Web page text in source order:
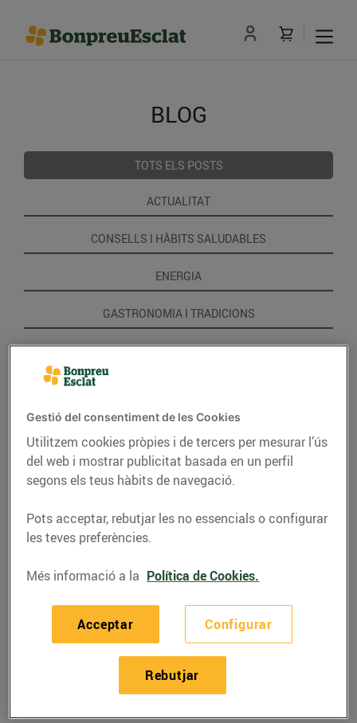
BLOG
TOTS ELS POSTS
ACTUALITAT
CONSELLS I HÀBITS SALUDABLES
ENERGIA
GASTRONOMIA I TRADICIONS
RECEPTES
RECEPTES
Cebiche de bacallà
Gestió del consentiment de les Cookies
Utilitzem cookies pròpies i de tercers per mesurar l’ús
del web i mostrar publicitat basada en un perfil
segons els teus hàbits de navegació.
Pots acceptar, rebutjar les no essencials o configurar
les teves preferències.
Més informació a la Política de Cookies.
Configurar
Rebutjar
Acceptar